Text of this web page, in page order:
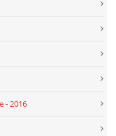
- 2016